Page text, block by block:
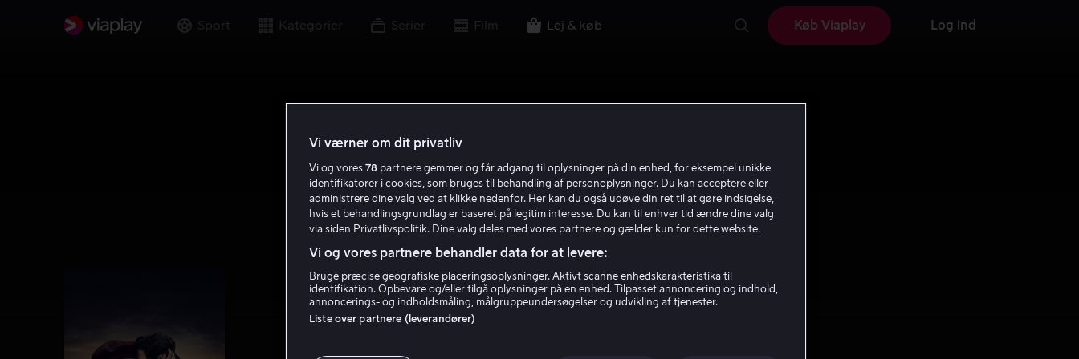
Sport Kategorier Serier Film Lej & køb Køb Viaplay Log ind
Vi værner om dit privatliv
Vi og vores 78 partnere gemmer og får adgang til oplysninger på din enhed, for eksempel unikke
identifikatorer i cookies, som bruges til behandling af personoplysninger. Du kan acceptere eller
administrere dine valg ved at klikke nedenfor. Her kan du også udøve din ret til at gøre indsigelse,
hvis et behandlingsgrundlag er baseret på legitim interesse. Du kan til enhver tid ændre dine valg
via siden Privatlivspolitik. Dine valg deles med vores partnere og gælder kun for dette website.
Vi og vores partnere behandler data for at levere:
Bruge præcise geografiske placeringsoplysninger. Aktivt scanne enhedskarakteristika til
identifikation. Opbevare og/eller tilgå oplysninger på en enhed. Tilpasset annoncering og indhold,
annoncerings- og indholdsmåling, målgruppeundersøgelser og udvikling af tjenester.
Liste over partnere (leverandører)